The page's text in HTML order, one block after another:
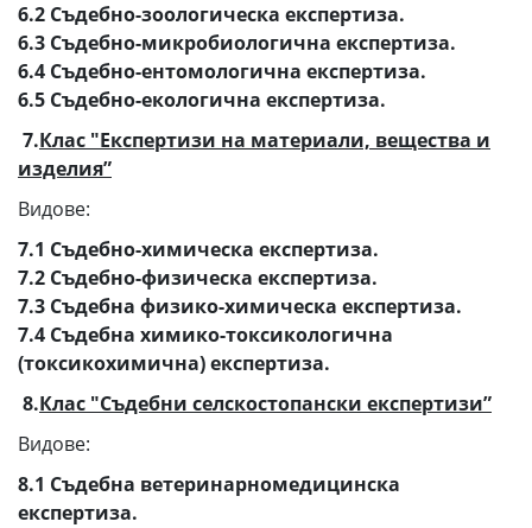
6.2 Съдебно-зоологическа експертиза.
6.3 Съдебно-микробиологична експертиза.
6.4 Съдебно-ентомологична експертиза.
6.5 Съдебно-екологична експертиза.
7.Клас "Експертизи на материали, вещества и
изделия”
Видове:
7.1 Съдебно-химическа експертиза.
7.2 Съдебно-физическа експертиза.
7.3 Съдебна физико-химическа експертиза.
7.4 Съдебна химико-токсикологична
(токсикохимична) експертиза.
8.Клас "Съдебни селскостопански експертизи”
Видове:
8.1 Съдебна ветеринарномедицинска
експертиза.